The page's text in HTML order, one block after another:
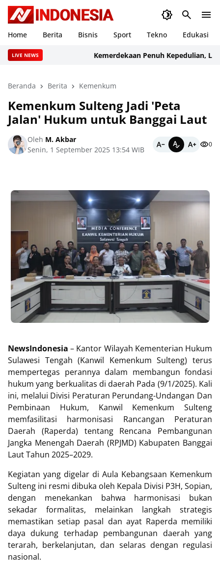
Home Berita Bisnis Sport Tekno Edukasi
LIVE NEWS Kemerdekaan Penuh Kepedulian, Lapas
Beranda Berita Kemenkum
Kemenkum Sulteng Jadi 'Peta
Jalan' Hukum untuk Banggai Laut
Oleh M. Akbar
Senin, 1 September 2025 13:54 WIB
0
NewsIndonesia – Kantor Wilayah Kementerian Hukum
Sulawesi Tengah (Kanwil Kemenkum Sulteng) terus
mempertegas perannya dalam membangun fondasi
hukum yang berkualitas di daerah Pada (9/1/2025). Kali
ini, melalui Divisi Peraturan Perundang-Undangan Dan
Pembinaan Hukum, Kanwil Kemenkum Sulteng
memfasilitasi harmonisasi Rancangan Peraturan
Daerah (Raperda) tentang Rencana Pembangunan
Jangka Menengah Daerah (RPJMD) Kabupaten Banggai
Laut Tahun 2025–2029.
Kegiatan yang digelar di Aula Kebangsaan Kemenkum
Sulteng ini resmi dibuka oleh Kepala Divisi P3H, Sopian,
dengan menekankan bahwa harmonisasi bukan
sekadar formalitas, melainkan langkah strategis
memastikan setiap pasal dan ayat Raperda memiliki
daya dukung terhadap pembangunan daerah yang
terarah, berkelanjutan, dan selaras dengan regulasi
nasional.